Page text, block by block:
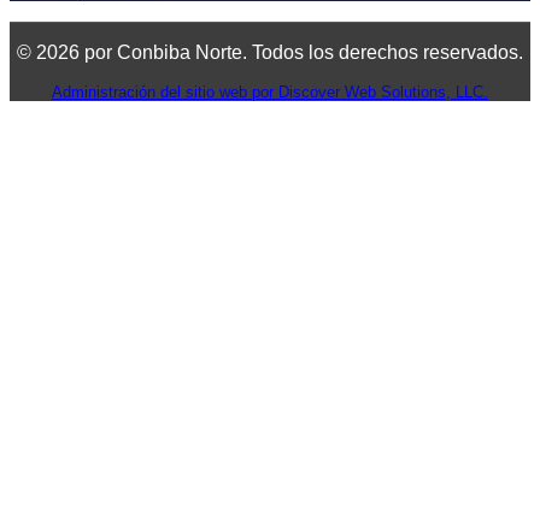
© 2026 por Conbiba Norte. Todos los derechos reservados.
Administración del sitio web por Discover Web Solutions, LLC.